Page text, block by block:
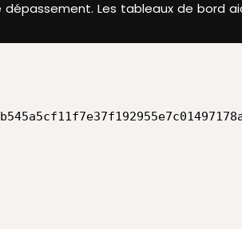
Les tableaux de bord